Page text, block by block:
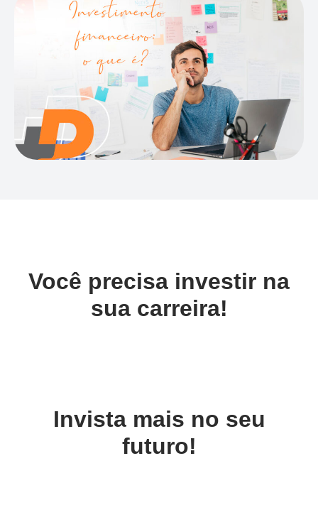
Você precisa investir na
sua carreira!
Invista mais no seu
futuro!